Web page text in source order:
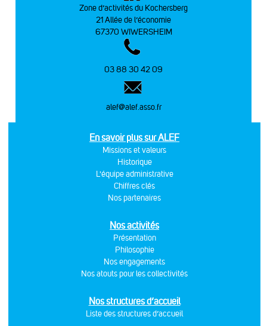
Zone d’activités du Kochersberg
21 Allée de l’économie
67370 WIWERSHEIM
03 88 30 42 09
alef@alef.asso.fr
En savoir plus sur ALEF
Missions et valeurs
Historique
L'équipe administrative
Chiffres clés
Nos partenaires
Nos activités
Présentation
Philosophie
Nos engagements
Nos atouts pour les collectivités
Nos structures d’accueil
Liste des structures d’accueil